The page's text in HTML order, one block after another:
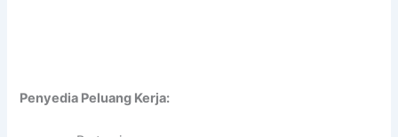
Penyedia Peluang Kerja: